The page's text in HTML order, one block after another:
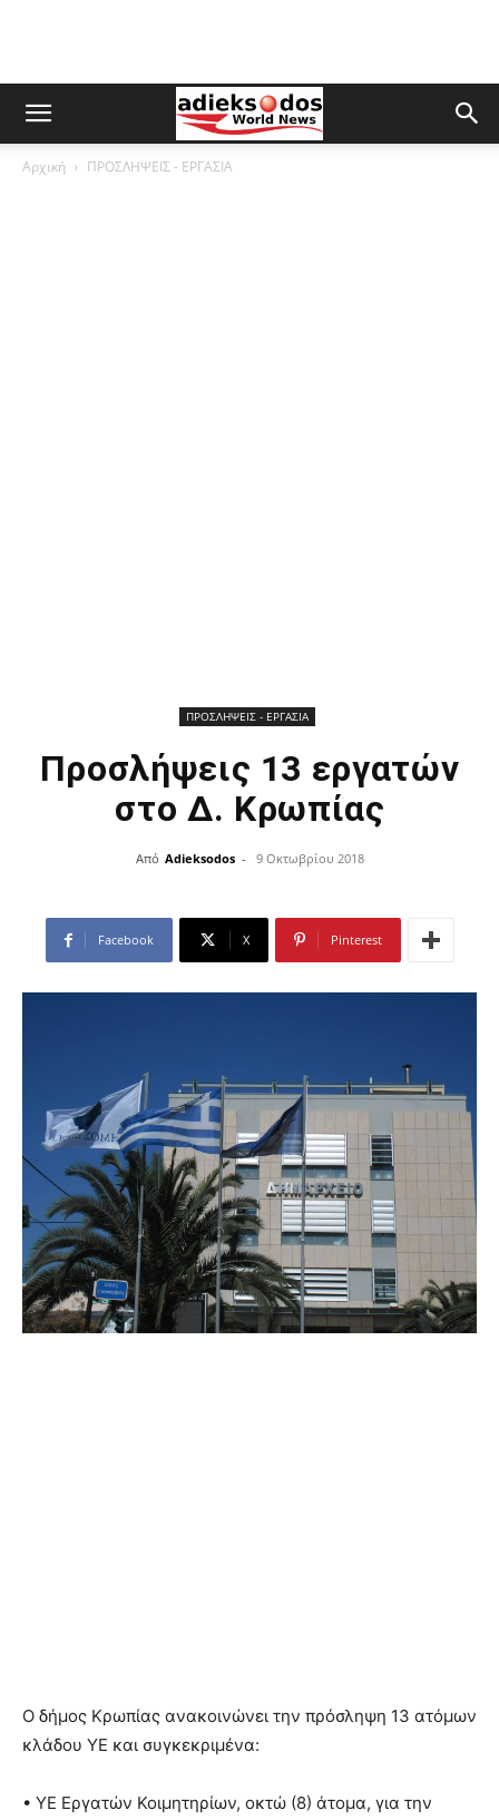
Αρχική ΠΡΟΣΛΗΨΕΙΣ - ΕΡΓΑΣΙΑ
ΠΡΟΣΛΗΨΕΙΣ - ΕΡΓΑΣΙΑ
Προσλήψεις 13 εργατών
στο Δ. Κρωπίας
Από Adieksodos - 9 Οκτωβρίου 2018
Facebook X Pinterest
O δήμος Κρωπίας ανακοινώνει την πρόσληψη 13 ατόµων
κλάδου ΥΕ και συγκεκριµένα:
• ΥΕ Εργατών Κοιµητηρίων, οκτώ (8) άτοµα, για την